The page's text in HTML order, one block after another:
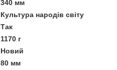
340 мм
Культура народів світу
Так
1170 г
Новий
80 мм